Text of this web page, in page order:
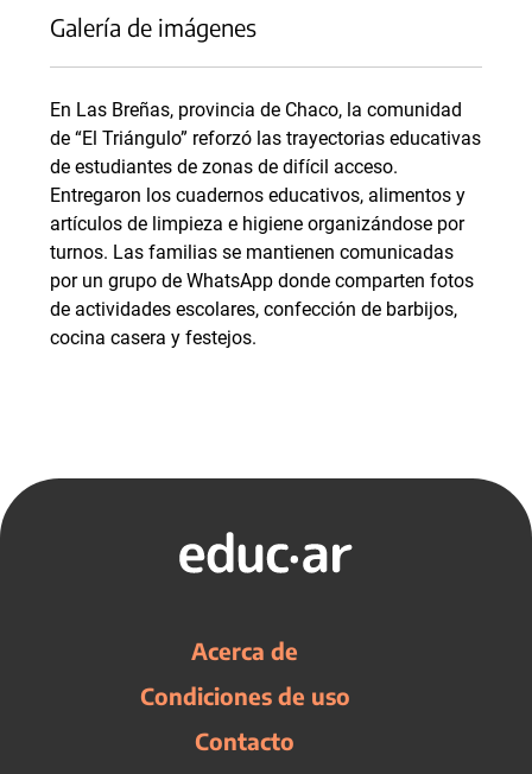
Galería de imágenes
En Las Breñas, provincia de Chaco, la comunidad
de “El Triángulo” reforzó las trayectorias educativas
de estudiantes de zonas de difícil acceso.
Entregaron los cuadernos educativos, alimentos y
artículos de limpieza e higiene organizándose por
turnos. Las familias se mantienen comunicadas
por un grupo de WhatsApp donde comparten fotos
de actividades escolares, confección de barbijos,
cocina casera y festejos.
Acerca de
Condiciones de uso
Contacto